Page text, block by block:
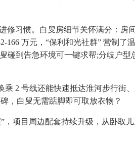
习惯。白叟房细节关怀满分：房
万元，“保利和光社群” 营制了
到告急环境可一键求帮;分歧户
2 号线还能快速抵达淮河步行街
，白叟无需踮脚即可取放衣物？
目周边配套持续升级，从卧取